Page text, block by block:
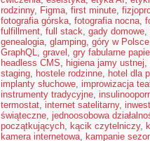
rodzinny, Figma, first minute,
fotografia górska, fotografia nocna,
fulfillment, full stack, gady domowe,
genealogia, glamping, góry w Polsce
GraphQL, gravel , gry fabularne
headless CMS, higiena jamy ustnej,
staging, hostele rodzinne, hotel dla
implanty słuchowe, improwizacja
instrumenty tradycyjne,
termostat, internet satelitarny,
świąteczne, jednoosobowa
początkujących, kącik czytelniczy,
kamera internetowa, kampanie